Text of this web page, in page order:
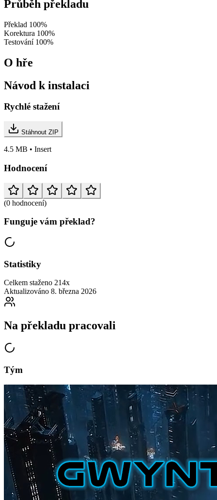
Průběh překladu
Překlad 100%
Korektura 100%
Testování 100%
O hře
Návod k instalaci
Rychlé stažení
Stáhnout ZIP
4.5 MB • Insert
Hodnocení
(0 hodnocení)
Funguje vám překlad?
Statistiky
Celkem staženo 214x
Aktualizováno 8. března 2026
Na překladu pracovali
Tým